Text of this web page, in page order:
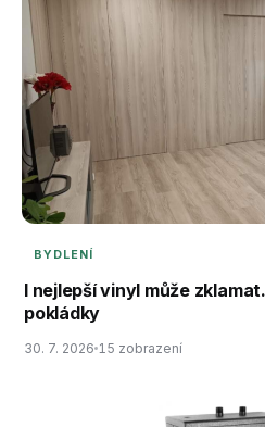
BYDLENÍ
I nejlepší vinyl může
pokládky
30. 7. 2026 15 zobrazení